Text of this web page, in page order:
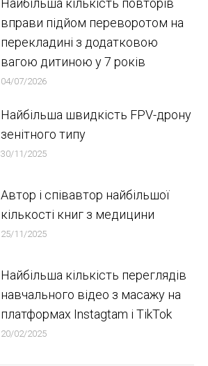
Найбільша кількість повторів
вправи підйом переворотом на
перекладині з додатковою
вагою дитиною у 7 років
04/07/2026
Найбільша швидкість FPV-дрону
зенітного типу
30/11/2025
Автор і співавтор найбільшої
кількості книг з медицини
25/11/2025
Найбільша кількість переглядів
навчального відео з масажу на
платформах Instagtam i TikTok
20/02/2025